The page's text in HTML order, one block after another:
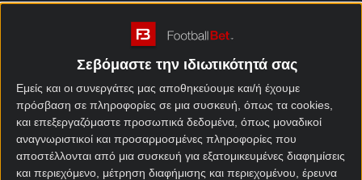
Σεβόμαστε την ιδιωτικότητά σας
Εμείς και οι συνεργάτες μας αποθηκεύουμε και/ή έχουμε
πρόσβαση σε πληροφορίες σε μια συσκευή, όπως τα cookies,
και επεξεργαζόμαστε προσωπικά δεδομένα, όπως μοναδικοί
αναγνωριστικοί και προσαρμοσμένες πληροφορίες που
αποστέλλονται από μια συσκευή για εξατομικευμένες διαφημίσεις
και περιεχόμενο, μέτρηση διαφήμισης και περιεχομένου, έρευνα
Θέλτα – Λεβάντε Στοίχημα
Να εξαντλήσει τις πιθανότητές της για να… αρπάξει
από την Μπέτις την πέμπτη θέση της ισπανικής La
Liga που οδηγεί στο Champions League θέλει η
Θέλτα, η οποία προέρχεται από δύο διαδοχικές
νίκες και απέχει τέσσερις βαθμούς από τους
Σεβιλιάνους.